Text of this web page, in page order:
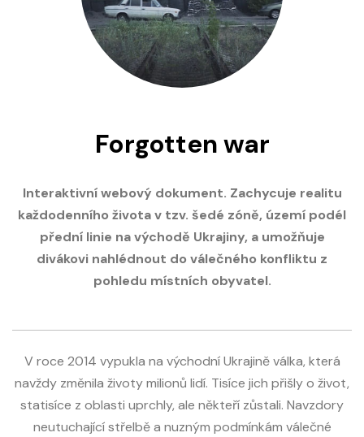
Forgotten war
Interaktivní webový dokument. Zachycuje realitu
každodenního života v tzv. šedé zóně, území podél
přední linie na východě Ukrajiny, a umožňuje
divákovi nahlédnout do válečného konfliktu z
pohledu místních obyvatel.
V roce 2014 vypukla na východní Ukrajině válka, která
navždy změnila životy milionů lidí. Tisíce jich přišly o život,
statisíce z oblasti uprchly, ale někteří zůstali. Navzdory
neutuchající střelbě a nuzným podmínkám válečné